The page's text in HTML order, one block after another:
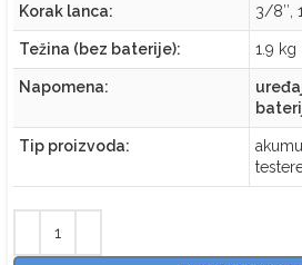
Korak lanca: 3/8″,
Težina (bez baterije): 1.9 kg
Napomena:
Tip proizvoda: